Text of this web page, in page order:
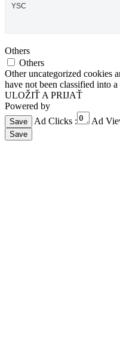
YSC
Others
Others
Other uncategorized cookies
have not been classified into a
ULOŽIŤ A PRIJAŤ
Powered by
Ad Clicks :
Ad